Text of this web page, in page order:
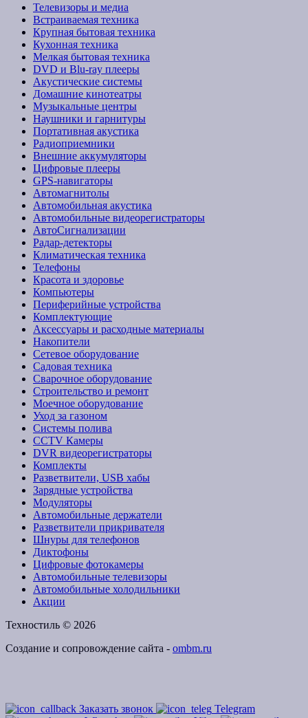
Телевизоры и медиа
Встраиваемая техника
Крупная бытовая техника
Кухонная техника
Мелкая бытовая техника
DVD и Blu-ray плееры
Акустические системы
Домашние кинотеатры
Музыкальные центры
Наушники и гарнитуры
Портативная акустика
Радиоприемники
Внешние аккумуляторы
Цифровые плееры
GPS-навигаторы
Автомагнитолы
Автомобильная акустика
Автомобильные видеорегистраторы
АвтоСигнализации
Радар-детекторы
Климатическая техника
Телефоны
Красота и здоровье
Компьютеры
Периферийные устройства
Комплектующие
Аксессуары и расходные материалы
Накопители
Сетевое оборудование
Садовая техника
Сварочное оборудование
Строительство и ремонт
Моечное оборудование
Уход за газоном
Системы полива
CCTV Камеры
DVR видеорегистраторы
Комплекты
Разветвители, USB хабы
Зарядные устройства
Модуляторы
Автомобильные держатели
Разветвители прикривателя
Шнуры для телефонов
Диктофоны
Цифровые фотокамеры
Автомобильные телевизоры
Автомобильные холодильники
Акции
Техностиль © 2026
Создание и сопровождение сайта - ombm.ru
Заказать звонок
Telegram